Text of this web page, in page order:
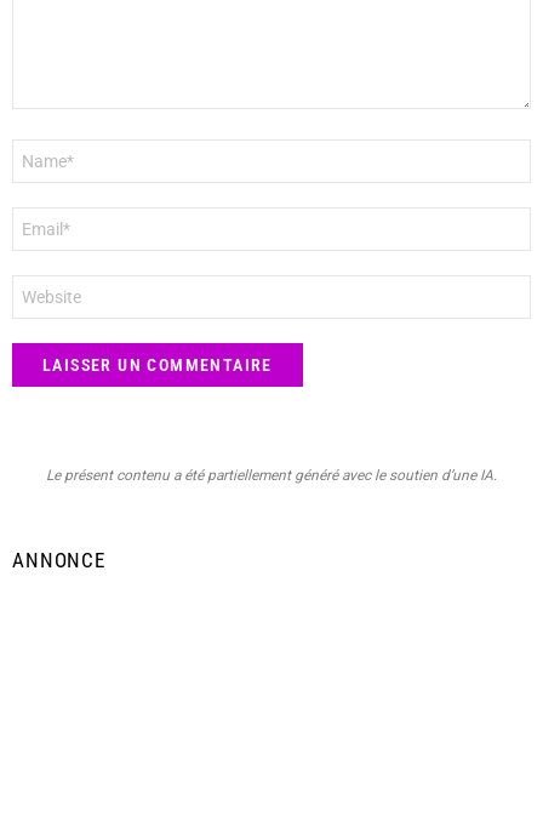
mail
*
web
Le présent contenu a été partiellement généré avec le soutien d’une IA.
ANNONCE